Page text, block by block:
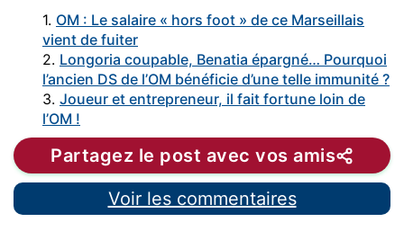
1. OM : Le salaire « hors foot » de ce Marseillais
vient de fuiter
2. Longoria coupable, Benatia épargné… Pourquoi
l’ancien DS de l’OM bénéficie d’une telle immunité ?
3. Joueur et entrepreneur, il fait fortune loin de
l’OM !
Partagez le post avec vos amis
Voir les commentaires